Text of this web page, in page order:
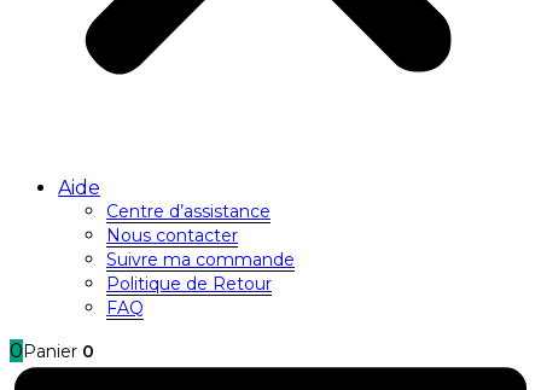
Aide
Centre d’assistance
Nous contacter
Suivre ma commande
Politique de Retour
FAQ
0 Panier 0